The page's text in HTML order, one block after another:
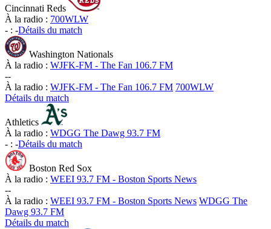
Cincinnati Reds
À la radio : 700WLW
- : -Détails du match
Washington Nationals
À la radio : WJFK-FM - The Fan 106.7 FM
--
À la radio : WJFK-FM - The Fan 106.7 FM 700WLW
Détails du match
Athletics
À la radio : WDGG The Dawg 93.7 FM
- : -Détails du match
Boston Red Sox
À la radio : WEEI 93.7 FM - Boston Sports News
--
À la radio : WEEI 93.7 FM - Boston Sports News WDGG The
Dawg 93.7 FM
Détails du match